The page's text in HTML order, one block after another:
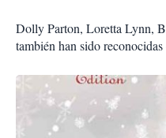
Dolly Parton, Loretta Lynn,
también han sido reconocidas